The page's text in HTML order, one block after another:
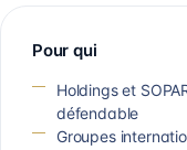
Pour qui
Holdings et
défendable
Groupes